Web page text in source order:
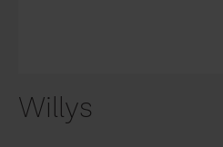
Willys